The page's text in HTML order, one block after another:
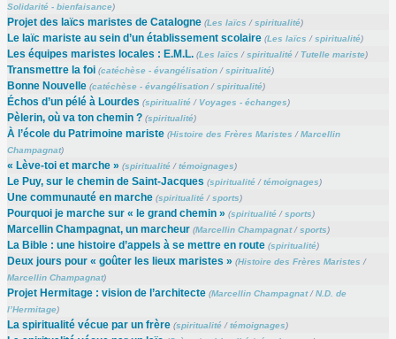
Solidarité - bienfaisance)
Projet des laïcs maristes de Catalogne (Les laïcs / spiritualité)
Le laïc mariste au sein d’un établissement scolaire (Les laïcs /spiritualité)
Les équipes maristes locales : E.M.L. (Les laïcs / spiritualité/ Tutelle mariste)
Transmettre la foi (catéchèse - évangélisation/spiritualité)
Bonne Nouvelle (catéchèse - évangélisation/ spiritualité)
Échos d’un pélé à Lourdes (spiritualité/ Voyages - échanges)
Pèlerin, où va ton chemin ? (spiritualité)
À l’école du Patrimoine mariste (Histoire des Frères Maristes /Marcellin
Champagnat)
« Lève-toi et marche » (spiritualité/témoignages)
Le Puy, sur le chemin de Saint-Jacques (spiritualité/témoignages)
Une communauté en marche (spiritualité/ sports)
Pourquoi je marche sur « le grand chemin » (spiritualité/sports)
Marcellin Champagnat, un marcheur (Marcellin Champagnat/ sports)
La Bible : une histoire d’appels à se mettre en route (spiritualité)
Deux jours pour « goûter les lieux maristes » (Histoire des Frères Maristes /
Marcellin Champagnat)
Projet Hermitage : vision de l’architecte (Marcellin Champagnat/N.D. de
l’Hermitage)
La spiritualité vécue par un frère (spiritualité/témoignages)